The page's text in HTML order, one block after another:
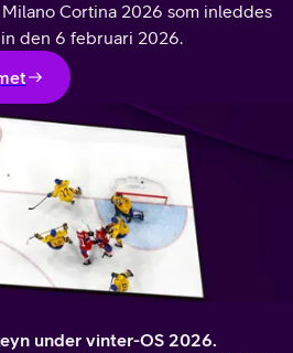
Cortina 2026 som inleddes
den 6 februari 2026.
under vinter-OS 2026.